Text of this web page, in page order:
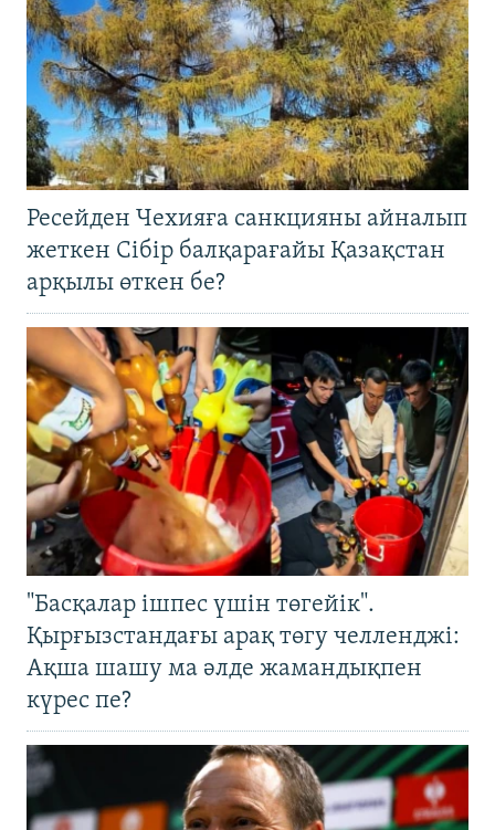
Ресейден Чехияға санкцияны айналып
жеткен Сібір балқарағайы Қазақстан
арқылы өткен бе?
"Басқалар ішпес үшін төгейік".
Қырғызстандағы арақ төгу челленджі:
Ақша шашу ма әлде жамандықпен
күрес пе?